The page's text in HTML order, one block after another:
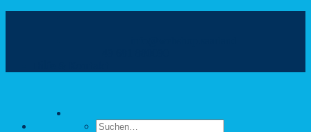
Suchen